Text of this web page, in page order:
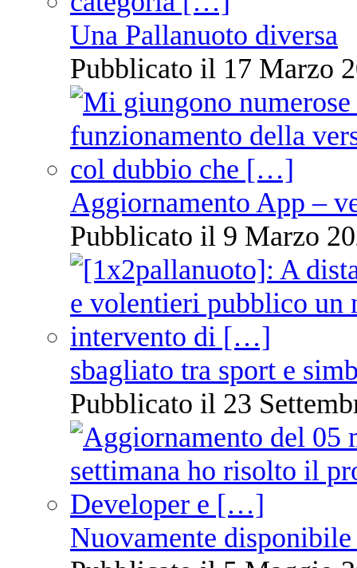
Una Pallanuoto diversa
Pubblicato il 17 Marzo
Aggiornamento App –
Pubblicato il 9 Marzo
sbagliato tra sport e
Pubblicato il 23
Nuovamente